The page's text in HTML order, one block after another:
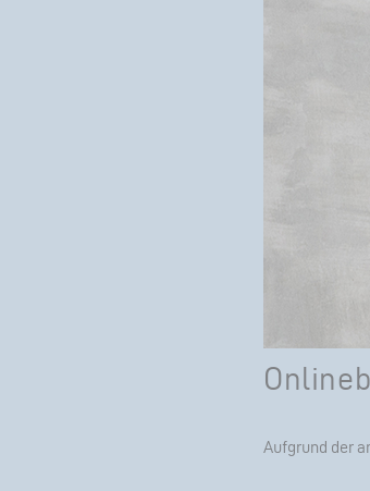
Aufgrund der